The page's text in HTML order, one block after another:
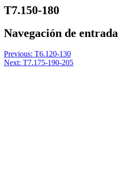
T7.150-180
Navegación de
Previous: T6.120-130
Next: T7.175-190-205